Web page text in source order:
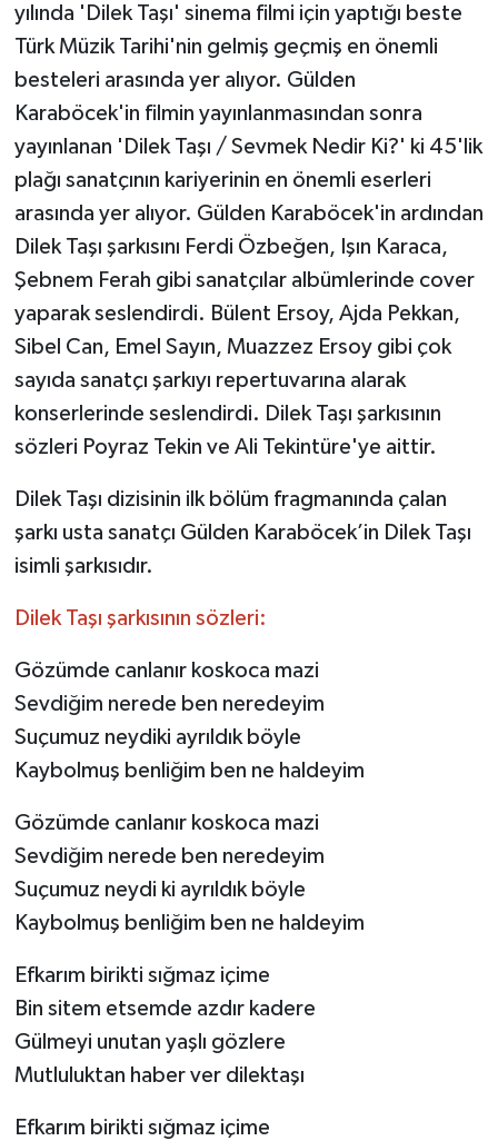
yılında 'Dilek Taşı' sinema filmi için yaptığı beste
Türk Müzik Tarihi'nin gelmiş geçmiş en önemli
besteleri arasında yer alıyor. Gülden
Karaböcek'in filmin yayınlanmasından sonra
yayınlanan 'Dilek Taşı / Sevmek Nedir Ki?' ki 45'lik
plağı sanatçının kariyerinin en önemli eserleri
arasında yer alıyor. Gülden Karaböcek'in ardından
Dilek Taşı şarkısını Ferdi Özbeğen, Işın Karaca,
Şebnem Ferah gibi sanatçılar albümlerinde cover
yaparak seslendirdi. Bülent Ersoy, Ajda Pekkan,
Sibel Can, Emel Sayın, Muazzez Ersoy gibi çok
sayıda sanatçı şarkıyı repertuvarına alarak
konserlerinde seslendirdi. Dilek Taşı şarkısının
sözleri Poyraz Tekin ve Ali Tekintüre'ye aittir.
Dilek Taşı dizisinin ilk bölüm fragmanında çalan
şarkı usta sanatçı Gülden Karaböcek’in Dilek Taşı
isimli şarkısıdır.
Dilek Taşı şarkısının sözleri:
Gözümde canlanır koskoca mazi
Sevdiğim nerede ben neredeyim
Suçumuz neydiki ayrıldık böyle
Kaybolmuş benliğim ben ne haldeyim
Gözümde canlanır koskoca mazi
Sevdiğim nerede ben neredeyim
Suçumuz neydi ki ayrıldık böyle
Kaybolmuş benliğim ben ne haldeyim
Efkarım birikti sığmaz içime
Bin sitem etsemde azdır kadere
Gülmeyi unutan yaşlı gözlere
Mutluluktan haber ver dilektaşı
Efkarım birikti sığmaz içime